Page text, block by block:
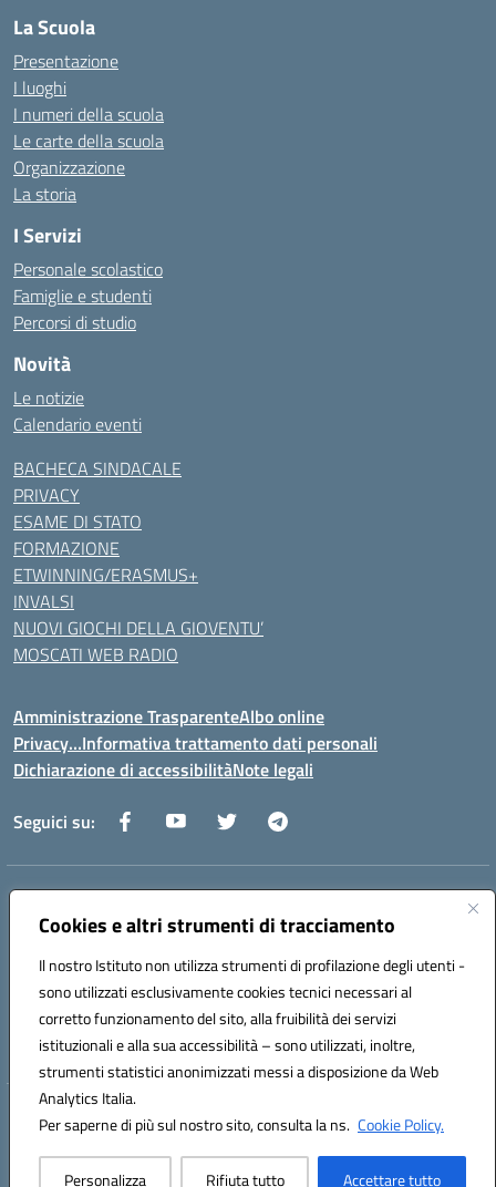
Cookies e altri strumenti di tracciamento
Il nostro Istituto non utilizza strumenti di profilazione degli utenti -
sono utilizzati esclusivamente cookies tecnici necessari al
corretto funzionamento del sito, alla fruibilità dei servizi
istituzionali e alla sua accessibilità – sono utilizzati, inoltre,
strumenti statistici anonimizzati messi a disposizione da Web
Analytics Italia.
Per saperne di più sul nostro sito, consulta la ns. Cookie Policy.
Personalizza Rifiuta tutto Accettare tutto
La Scuola
Presentazione
I luoghi
I numeri della scuola
Le carte della scuola
Organizzazione
La storia
I Servizi
Personale scolastico
Famiglie e studenti
Percorsi di studio
Novità
Le notizie
Calendario eventi
BACHECA SINDACALE
PRIVACY
ESAME DI STATO
FORMAZIONE
ETWINNING/ERASMUS+
INVALSI
NUOVI GIOCHI DELLA GIOVENTU’
MOSCATI WEB RADIO
Amministrazione TrasparenteAlbo online
Privacy…Informativa trattamento dati personali
Dichiarazione di accessibilitàNote legali
Seguici su:
Indirizzo:
Centralino:089 201032 Email:saic88800v@istruzione.it
Codice fiscale: 80028930651
Codice meccanografico:
saic88800v
Codice unico di fatturazione (CUF): UFLEGP
Hosting & Powered by 3D Solution S.r.l.
Concept & Design by Designers Italia